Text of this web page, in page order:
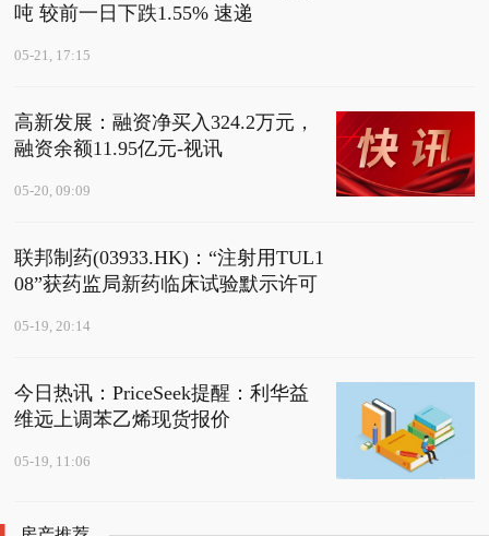
吨 较前一日下跌1.55% 速递
05-21, 17:15
高新发展：融资净买入324.2万元，
融资余额11.95亿元-视讯
05-20, 09:09
联邦制药(03933.HK)：“注射用TUL1
08”获药监局新药临床试验默示许可
05-19, 20:14
今日热讯：PriceSeek提醒：利华益
维远上调苯乙烯现货报价
05-19, 11:06